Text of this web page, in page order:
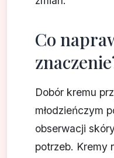
Co
Dobór kremu
młodzieńczym
obserwacji
potrzeb. Kremy